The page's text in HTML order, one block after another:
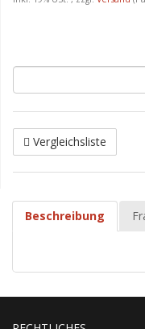
Vergleichsliste
Beschreibung